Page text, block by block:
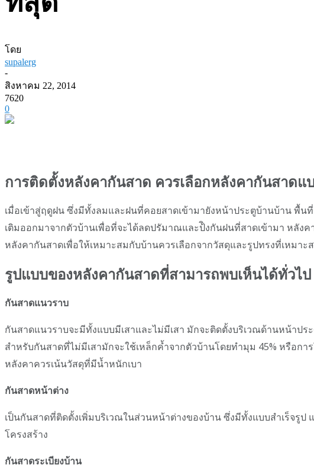
โดย
supalerg
-
สิงหาคม 22, 2014
7620
0
การติดตั้งหลังคากันสาด ควรเลือกหลังคากันสาดแ
เมื่อเข้าสู่ฤดูฝน ซึ่งมีทั้งลมและฝนที่คอยสาดเข้ามายังหน้าประตูบ้านบ้าน พื้น
เติมออกมาจากตัวบ้านเพื่อที่จะได้ลดปรัมาณและป้ิงกันฝนที่สาดเข้ามา หลัง
หลังคากันสาดเพื่อให้เหมาะสมกับบ้านควรเลือกจากวัสดุและรูปทรงที่เหมา
รูปแบบของหลังคากันสาดที่สามารถพบเห็นได้ทั่วไป
กันสาดแนวราบ
กันสาดแนวราบจะมีทั้งแบบมีเสาและไม่มีเสา มักจะติดตั้งบริเวณด้านหน้าป
สำหรับกันสาดที่ไม่มีเสามักจะใช้เหล็กค้ำจากตัวบ้านโดยทำมุม 45% หรือก
หลังคาควรเน้นวัสดุที่มีน้ำหนักเบา
กันสาดหน้าต่าง
เป็นกันสาดที่ติดตั้งเพิ่มบริเวณในส่วนหน้าต่างของบ้าน ซึ่งมีทั้งแบบสำเร็จรู
โครงสร้าง
กันสาดระเบียงบ้าน